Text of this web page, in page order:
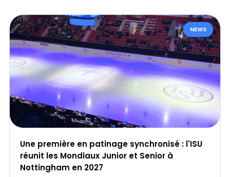
NEWS
Une première en patinage synchronisé : l'ISU
réunit les Mondiaux Junior et Senior à
Nottingham en 2027